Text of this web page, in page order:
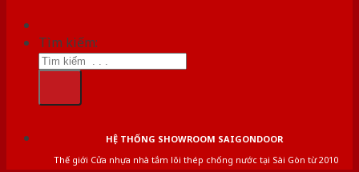
Tìm kiếm:
HỆ THỐNG SHOWROOM SAIGONDOOR
Thế giới Cửa nhựa nhà tắm lõi thép chống nước tại Sài Gòn từ 2010